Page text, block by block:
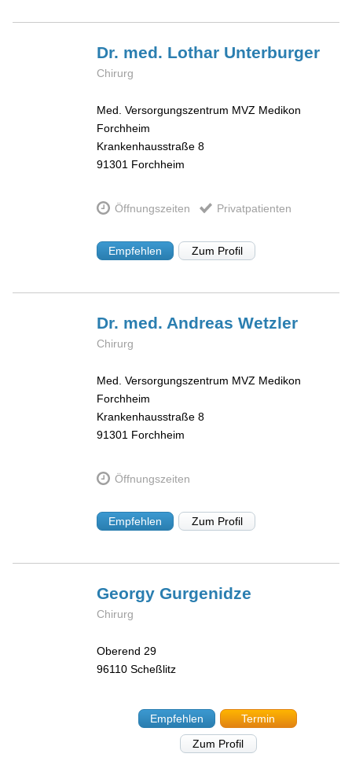
Dr. med. Lothar Unterburger
Chirurg
Med. Versorgungszentrum MVZ Medikon
Forchheim
Krankenhausstraße 8
91301 Forchheim
Öffnungszeiten Privatpatienten
Empfehlen Zum Profil
Dr. med. AndreasWetzler
Chirurg
Med. Versorgungszentrum MVZ Medikon
Forchheim
Krankenhausstraße 8
91301 Forchheim
Öffnungszeiten
Empfehlen Zum Profil
GeorgyGurgenidze
Chirurg
Oberend 29
96110 Scheßlitz
Empfehlen
Termin
Zum Profil